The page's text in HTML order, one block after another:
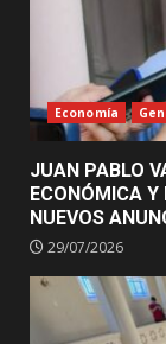
Economía
JUAN PABLO
ECONÓMICA
NUEVOS
29/07/2026